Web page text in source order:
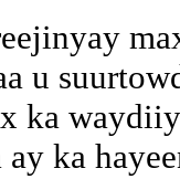
u
ka
ay ka